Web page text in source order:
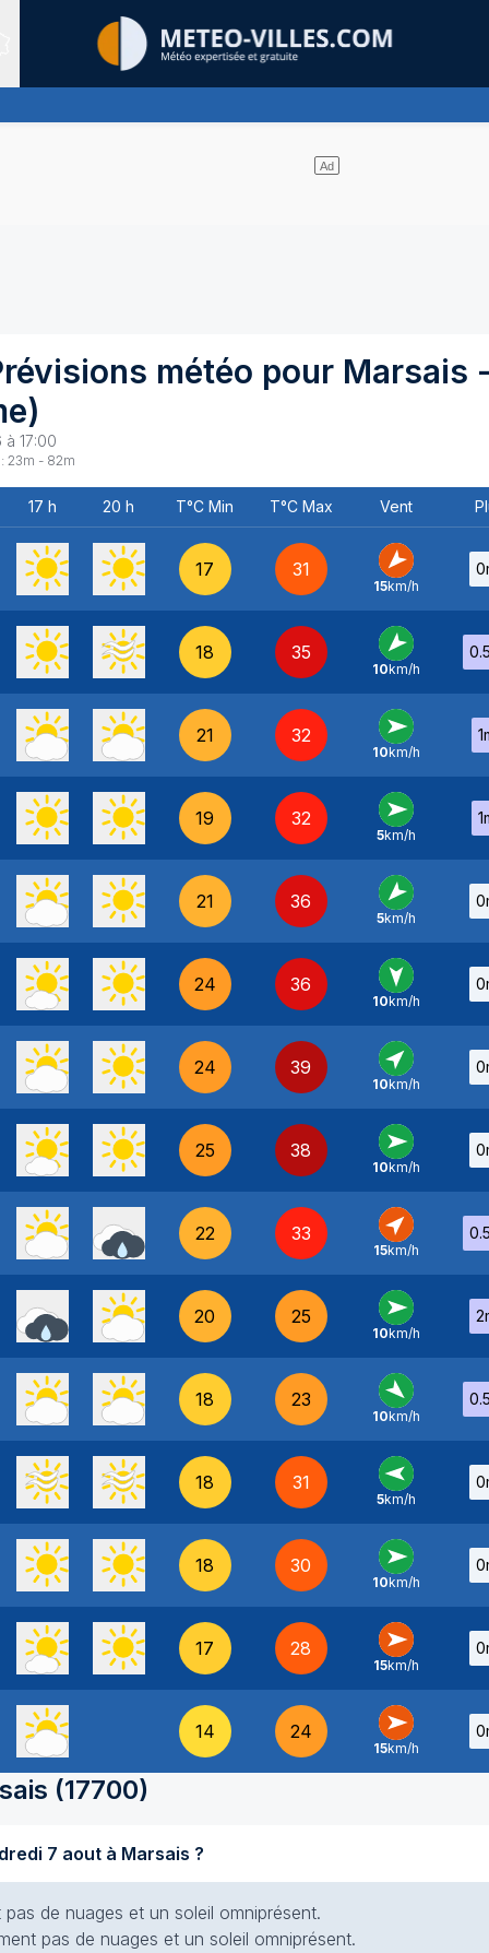
expertis&eacute;s
et un soleil omniprésent
météo pour Marsais
)
17:00
23m - 82m
17 h 20 h T°C Min T°C Max Vent
17 31
NE -
15km/h
18 35
NE -
10km/h
21 32
O -
10km/h
19 32
O -
5km/h
21 36
NE
5km/h
24 36
N -
10km/h
24 39
SO -
10km/h
25 38
O -
10km/h
22 33
SO -
15km/h
20 25
O -
10km/h
18 23
NO -
10km/h
18 31
E -
5km/h
18 30
O -
10km/h
17 28
O -
15km/h
14 24
O -
15km/h
(17700)
Quel temps fait-il aujourd'hui vendredi 7 aout à Marsais ?
de nuages et un soleil omniprésent.
pas de nuages et un soleil omniprésent.